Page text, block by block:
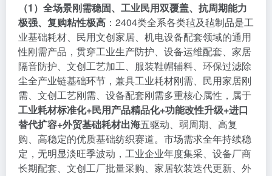
（1）全场景刚需稳固、工业民用双覆盖、抗周期能力
极强、复购粘性极高 ：2404类全系各类毡及毡制品是工
业基础耗材、民用文创家居、机电设备配套领域的通用
性刚需产品，贯穿工业生产防护、设备运维配套、家居
隔音防护、文创工艺加工、服装鞋帽辅料、环保过滤除
尘全产业链基础环节，兼具工业耗材刚需、民用家居刚
需、文创工艺刚需、设备配套刚需多重核心属性，属于
工业耗材标准化+民用产品精品化+功能改性升级+进口
替代扩容+外贸基础耗材出海五驱动、弱周期、高复
购、高稳定的优质基础纺织赛道。市场需求全年持续稳
定，无明显淡旺季波动，工业企业年度集采、设备厂商
长期配套、文创工厂批量采购、家居软装迭代更新、外